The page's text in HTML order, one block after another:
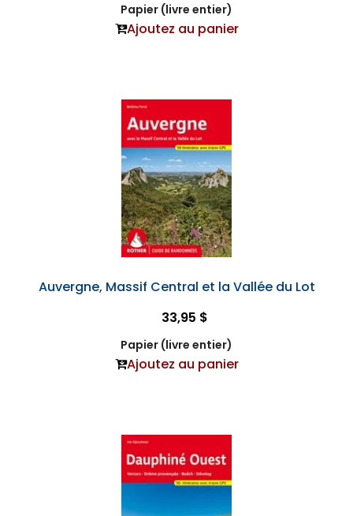
Papier (livre entier)
Ajoutez au panier
Auvergne, Massif Central et la Vallée du Lot
33,95 $
Papier (livre entier)
Ajoutez au panier